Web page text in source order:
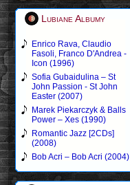
Lubiane Albumy
Enrico Rava, Claudio
Fasoli, Franco D'Andrea -
Icon (1996)
Sofia Gubaidulina – St
John Passion - St John
Easter (2007)
Marek Piekarczyk & Balls
Power – Xes (1990)
Romantic Jazz [2CDs]
(2008)
Bob Acri – Bob Acri (2004)